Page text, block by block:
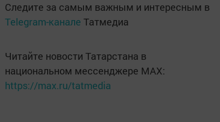
Следите за самым важным и интересным в
Telegram-канале Татмедиа
Читайте новости Татарстана в
национальном мессенджере MАХ:
https://max.ru/tatmedia